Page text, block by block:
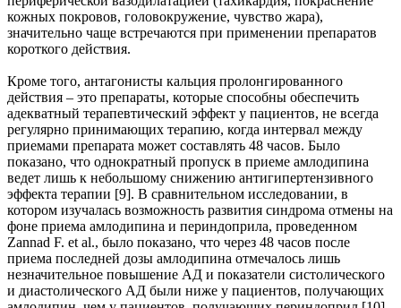
кожных покровов, головокружение, чувство жара),
значительно чаще встречаются при применении препаратов
короткого действия.
Кроме того, антагонисты кальция пролонгированного
действия – это препараты, которые способны обеспечить
адекватный терапевтический эффект у пациентов, не всегда
регулярно принимающих терапию, когда интервал между
приемами препарата может составлять 48 часов. Было
показано, что однократный пропуск в приеме амлодипина
ведет лишь к небольшому снижению антигипертензивного
эффекта терапии [9]. В сравнительном исследовании, в
котором изучалась возможность развития синдрома отмены на
фоне приема амлодипина и периндоприла, проведенном
Zannad F. еt al., было показано, что через 48 часов после
приема последней дозы амлодипина отмечалось лишь
незначительное повышение АД и показатели систолического
и диастолического АД были ниже у пациентов, получающих